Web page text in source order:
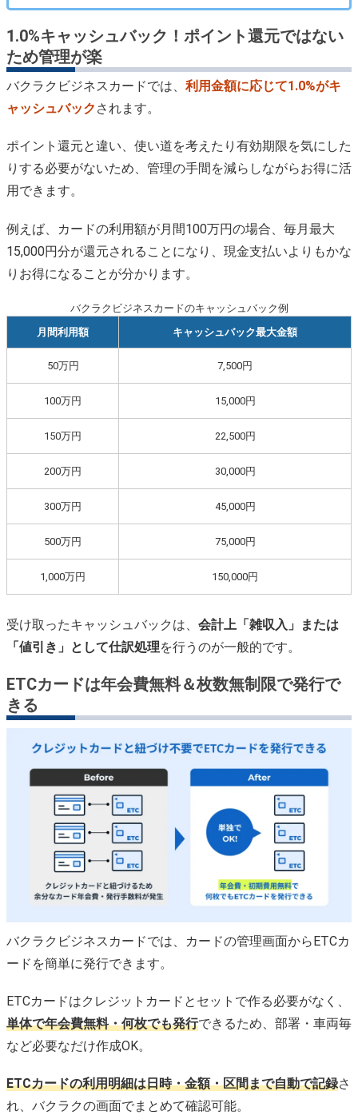
1.0%キャッシュバック！ポイント還元ではない
ため管理が楽
バクラクビジネスカードでは、 利用金額に応じて1.0%がキ
ャッシュバック されます。
ポイント還元と違い、使い道を考えたり有効期限を気にした
りする必要がないため、管理の手間を減らしながらお得に活
用できます。
例えば、カードの利用額が月間100万円の場合、毎月最大
15,000円分が還元されることになり、現金支払いよりもかな
りお得になることが分かります。
バクラクビジネスカードのキャッシュバック例
月間利用額
キャッシュバック最大金額
50万円 7,500円
100万円 15,000円
150万円 22,500円
200万円 30,000円
300万円 45,000円
500万円 75,000円
1,000万円 150,000円
受け取ったキャッシュバックは、 会計上「雑収入」または
「値引き」として仕訳処理を行うのが一般的です。
ETCカードは年会費無料＆枚数無制限で発行で
きる
バクラクビジネスカードでは、カードの管理画面からETCカ
ードを簡単に発行できます。
ETCカードはクレジットカードとセットで作る必要がなく、
単体で年会費無料・何枚でも発行できるため、部署・車両毎
など必要なだけ作成OK。
ETCカードの利用明細は日時・金額・区間まで自動で記録さ
れ、バクラクの画面でまとめて確認可能。